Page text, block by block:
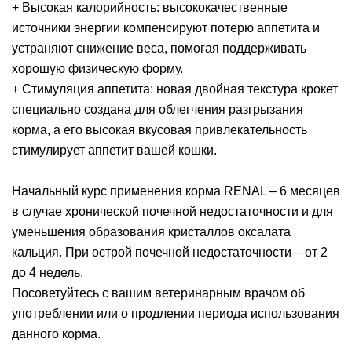
+ Высокая калорийность: высококачественные
источники энергии компенсируют потерю аппетита и
устраняют снижение веса, помогая поддерживать
хорошую физическую форму.
+ Стимуляция аппетита: новая двойная текстура крокет
специально создана для облегчения разгрызания
корма, а его высокая вкусовая привлекательность
стимулирует аппетит вашей кошки.
Начальный курс применения корма RENAL – 6 месяцев
в случае хронической почечной недостаточности и для
уменьшения образования кристаллов оксалата
кальция. При острой почечной недостаточности – от 2
до 4 недель.
Посоветуйтесь с вашим ветеринарным врачом об
употреблении или о продлении периода использования
данного корма.